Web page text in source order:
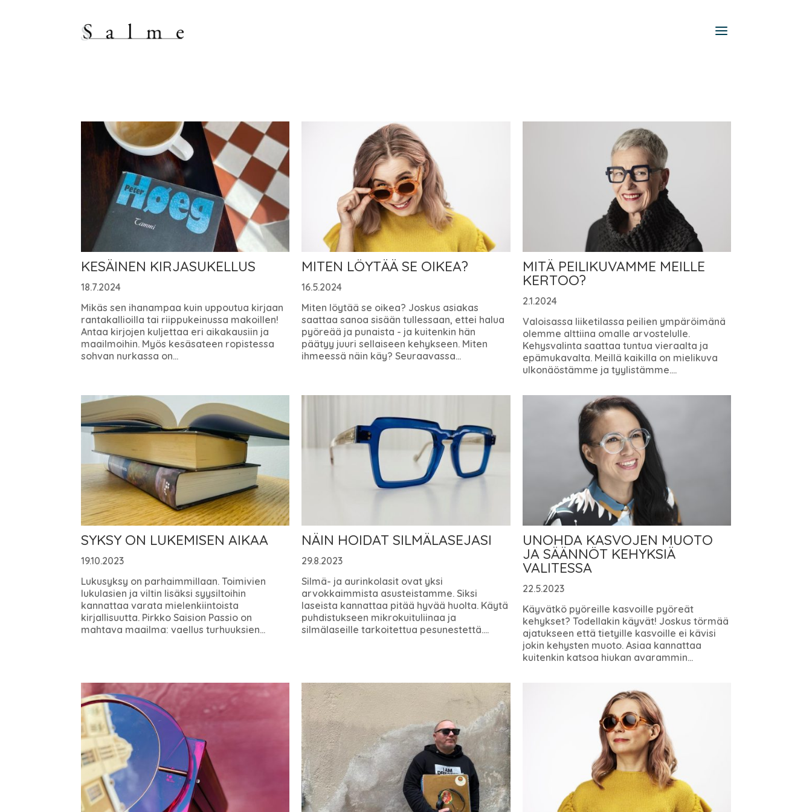
KESÄINEN KIRJASUKELLUS
18.7.2024
Mikäs sen ihanampaa kuin uppoutua kirjaan
rantakallioilla tai riippukeinussa makoillen!
Antaa kirjojen kuljettaa eri aikakausiin ja
maailmoihin. Myös kesäsateen ropistessa
sohvan nurkassa on...
MITEN LÖYTÄÄ SE OIKEA?
16.5.2024
Miten löytää se oikea? Joskus asiakas
saattaa sanoa sisään tullessaan, ettei halua
pyöreää ja punaista ­- ja kuitenkin hän
päätyy juuri sellaiseen kehykseen. Miten
ihmeessä näin käy? Seuraavassa...
MITÄ PEILIKUVAMME MEILLE
KERTOO?
2.1.2024
Valoisassa liiketilassa peilien ympäröimänä
olemme alttiina omalle arvostelulle.
Kehysvalinta saattaa tuntua vieraalta ja
epämukavalta. Meillä kaikilla on mielikuva
ulkonäöstämme ja tyylistämme....
SYKSY ON LUKEMISEN AIKAA
19.10.2023
Lukusyksy on parhaimmillaan. Toimivien
lukulasien ja viltin lisäksi syysiltoihin
kannattaa varata mielenkiintoista
kirjallisuutta. Pirkko Saision Passio on
mahtava maailma: vaellus turhuuksien...
NÄIN HOIDAT SILMÄLASEJASI
29.8.2023
Silmä- ja aurinkolasit ovat yksi
arvokkaimmista asusteistamme. Siksi
laseista kannattaa pitää hyvää huolta. Käytä
puhdistukseen mikrokuituliinaa ja
silmälaseille tarkoitettua pesunestettä....
UNOHDA KASVOJEN MUOTO
JA SÄÄNNÖT KEHYKSIÄ
VALITESSA
22.5.2023
Käyvätkö pyöreille kasvoille pyöreät
kehykset? Todellakin käyvät! Joskus törmää
ajatukseen että tietyille kasvoille ei kävisi
jokin kehysten muoto. Asiaa kannattaa
kuitenkin katsoa hiukan avarammin...